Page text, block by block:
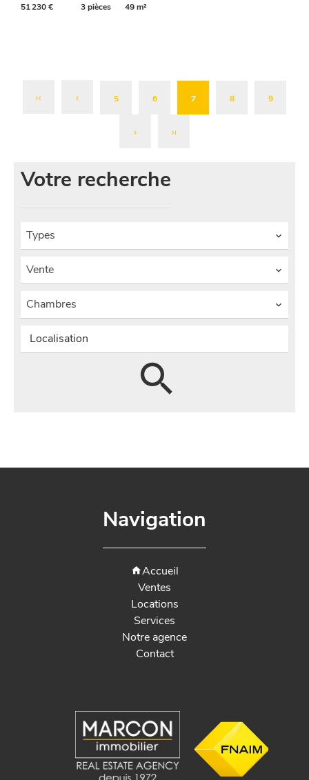
51 230 € 3 pièces 49 m²
5 6 7 8 9
Votre recherche
Types
Vente
Chambres
Localisation
Navigation
Accueil
Ventes
Locations
Services
Notre agence
Contact